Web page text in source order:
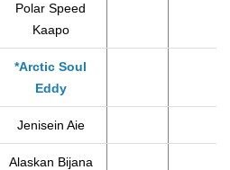
Polar Speed
Kaapo
*Arctic Soul
Eddy
Jenisein Aie
Alaskan Bijana